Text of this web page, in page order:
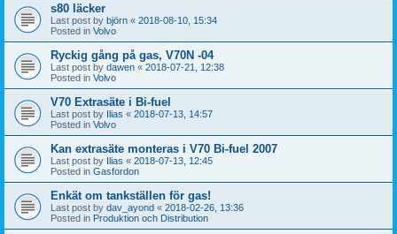
s80 läcker
Last post by björn « 2018-08-10, 15:34
Posted in Volvo
Ryckig gång på gas, V70N -04
Last post by dawen « 2018-07-21, 12:38
Posted in Volvo
V70 Extrasäte i Bi-fuel
Last post by Ilias « 2018-07-13, 14:57
Posted in Volvo
Kan extrasäte monteras i V70 Bi-fuel 2007
Last post by Ilias « 2018-07-13, 12:45
Posted in Gasfordon
Enkät om tankställen för gas!
Last post by dav_ayond « 2018-02-26, 13:36
Posted in Produktion och Distribution